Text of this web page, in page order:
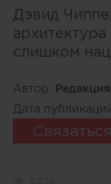
Дэвид
слишком
Автор:
Дата
Связаться